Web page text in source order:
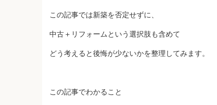
この記事では新築を否定せずに、
中古＋リフォームという選択肢も含めて
どう考えると後悔が少ないかを整理してみます。
この記事でわかること